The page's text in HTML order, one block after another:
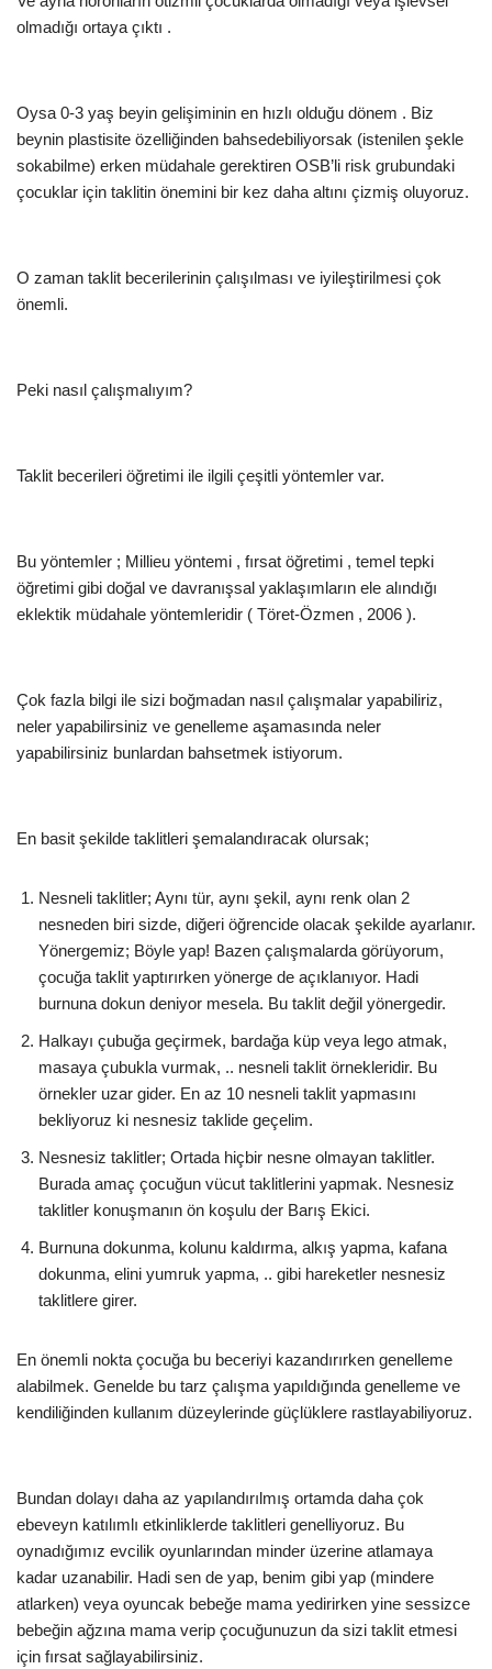
olmadığı ortaya çıktı .
Oysa 0-3 yaş beyin gelişiminin en hızlı olduğu dönem . Biz
beynin plastisite özelliğinden bahsedebiliyorsak (istenilen şekle
sokabilme) erken müdahale gerektiren OSB’li risk grubundaki
çocuklar için taklitin önemini bir kez daha altını çizmiş oluyoruz.
O zaman taklit becerilerinin çalışılması ve iyileştirilmesi çok
önemli.
Peki nasıl çalışmalıyım?
Taklit becerileri öğretimi ile ilgili çeşitli yöntemler var.
Bu yöntemler ; Millieu yöntemi , fırsat öğretimi , temel tepki
öğretimi gibi doğal ve davranışsal yaklaşımların ele alındığı
eklektik müdahale yöntemleridir ( Töret-Özmen , 2006 ).
Çok fazla bilgi ile sizi boğmadan nasıl çalışmalar yapabiliriz,
neler yapabilirsiniz ve genelleme aşamasında neler
yapabilirsiniz bunlardan bahsetmek istiyorum.
En basit şekilde taklitleri şemalandıracak olursak;
Nesneli taklitler; Aynı tür, aynı şekil, aynı renk olan 2
nesneden biri sizde, diğeri öğrencide olacak şekilde ayarlanır.
Yönergemiz; Böyle yap! Bazen çalışmalarda görüyorum,
çocuğa taklit yaptırırken yönerge de açıklanıyor. Hadi
burnuna dokun deniyor mesela. Bu taklit değil yönergedir.
Halkayı çubuğa geçirmek, bardağa küp veya lego atmak,
masaya çubukla vurmak, .. nesneli taklit örnekleridir. Bu
örnekler uzar gider. En az 10 nesneli taklit yapmasını
bekliyoruz ki nesnesiz taklide geçelim.
Nesnesiz taklitler; Ortada hiçbir nesne olmayan taklitler.
Burada amaç çocuğun vücut taklitlerini yapmak. Nesnesiz
taklitler konuşmanın ön koşulu der Barış Ekici.
Burnuna dokunma, kolunu kaldırma, alkış yapma, kafana
dokunma, elini yumruk yapma, .. gibi hareketler nesnesiz
taklitlere girer.
En önemli nokta çocuğa bu beceriyi kazandırırken genelleme
alabilmek. Genelde bu tarz çalışma yapıldığında genelleme ve
kendiliğinden kullanım düzeylerinde güçlüklere rastlayabiliyoruz.
Bundan dolayı daha az yapılandırılmış ortamda daha çok
ebeveyn katılımlı etkinliklerde taklitleri genelliyoruz. Bu
oynadığımız evcilik oyunlarından minder üzerine atlamaya
kadar uzanabilir. Hadi sen de yap, benim gibi yap (mindere
atlarken) veya oyuncak bebeğe mama yedirirken yine sessizce
bebeğin ağzına mama verip çocuğunuzun da sizi taklit etmesi
için fırsat sağlayabilirsiniz.